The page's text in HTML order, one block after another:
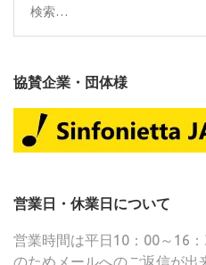
検
索:
協賛企業・団体様
営業日・休業日について
営業時間は平日10：00～16
のためメールへのご返信が出